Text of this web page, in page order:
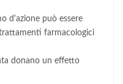
d'azione può essere
farmacologici
donano un effetto